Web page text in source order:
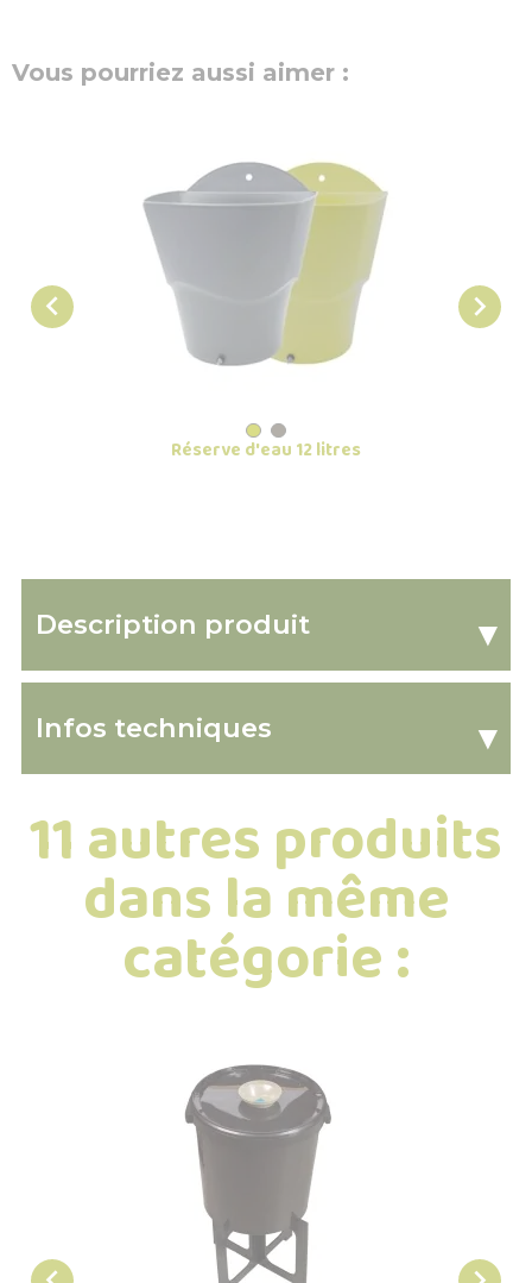
Vous pourriez aussi aimer :

Réserve d'eau 12 litres

Description produit ▾
Infos techniques ▾
11 autres produits
dans la même
catégorie :